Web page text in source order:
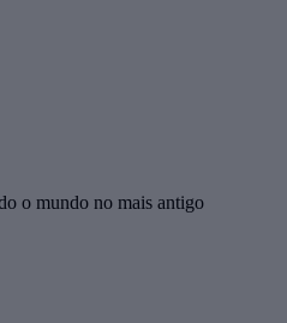
o mundo no mais antigo